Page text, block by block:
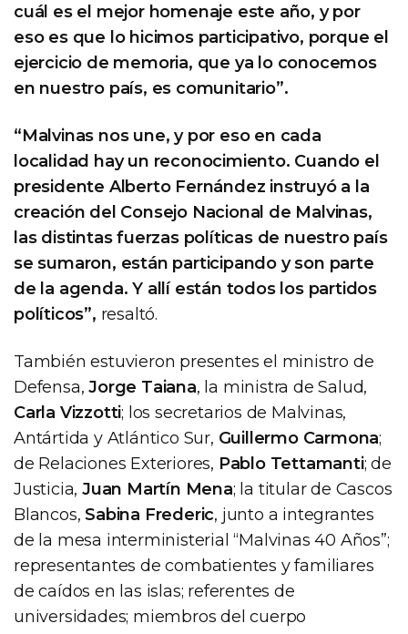
cuál es el mejor homenaje este año, y por
eso es que lo hicimos participativo, porque el
ejercicio de memoria, que ya lo conocemos
en nuestro país, es comunitario”.
“Malvinas nos une, y por eso en cada
localidad hay un reconocimiento. Cuando el
presidente Alberto Fernández instruyó a la
creación del Consejo Nacional de Malvinas,
las distintas fuerzas políticas de nuestro país
se sumaron, están participando y son parte
de la agenda. Y allí están todos los partidos
políticos”, resaltó.
También estuvieron presentes el ministro de
Defensa,Jorge Taiana, la ministra de Salud,
Carla Vizzotti; los secretarios de Malvinas,
Antártida y Atlántico Sur, Guillermo Carmona;
de Relaciones Exteriores, Pablo Tettamanti; de
Justicia,Juan Martín Mena; la titular de Cascos
Blancos,Sabina Frederic, junto a integrantes
de la mesa interministerial “Malvinas 40 Años”;
representantes de combatientes y familiares
de caídos en las islas; referentes de
universidades; miembros del cuerpo